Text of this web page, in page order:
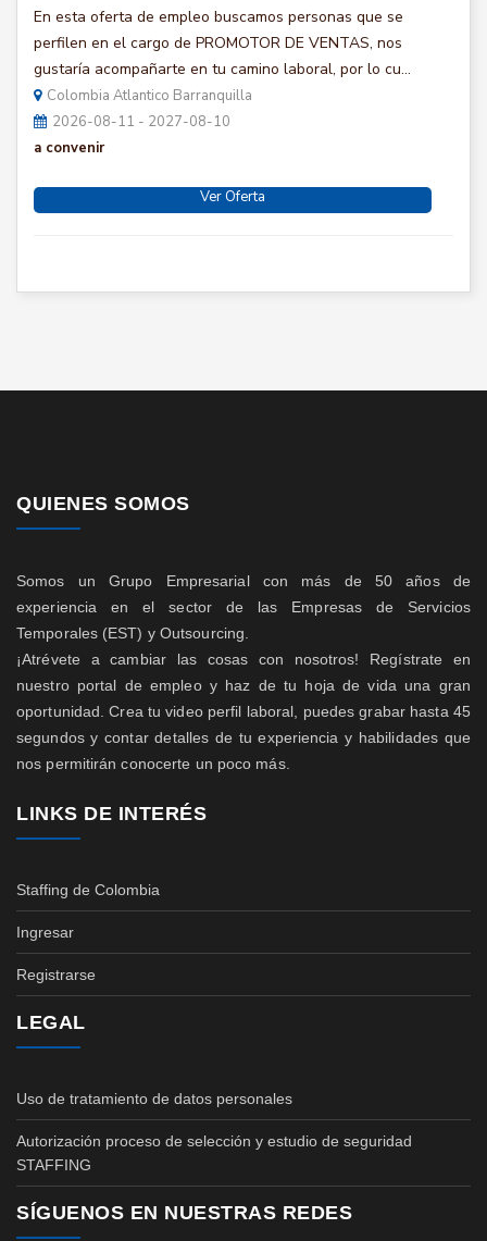
En esta oferta de empleo buscamos personas que se
perfilen en el cargo de PROMOTOR DE VENTAS, nos
gustaría acompañarte en tu camino laboral, por lo cu...
Colombia Atlantico Barranquilla
2026-08-11 - 2027-08-10
a convenir
Ver Oferta
QUIENES SOMOS
Somos un Grupo Empresarial con más de 50 años de
experiencia en el sector de las Empresas de Servicios
Temporales (EST) y Outsourcing.
¡Atrévete a cambiar las cosas con nosotros! Regístrate en
nuestro portal de empleo y haz de tu hoja de vida una gran
oportunidad. Crea tu video perfil laboral, puedes grabar hasta 45
segundos y contar detalles de tu experiencia y habilidades que
nos permitirán conocerte un poco más.
LINKS DE INTERÉS
Staffing de Colombia
Ingresar
Registrarse
LEGAL
Uso de tratamiento de datos personales
Autorización proceso de selección y estudio de seguridad
STAFFING
SÍGUENOS EN NUESTRAS REDES